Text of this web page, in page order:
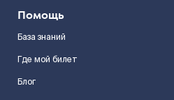
Помощь
База знаний
Где мой билет
Блог